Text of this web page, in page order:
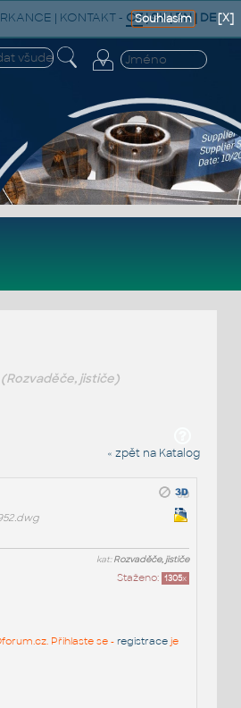
| KONTAKT- CZ|SK|EN| DE
(Rozvaděče, jističe)
« zpět na Katalog
kat:Rozvaděče, jističe
Staženo: 1305x
Přihlaste se - registraceje
[X]
Souhlasím